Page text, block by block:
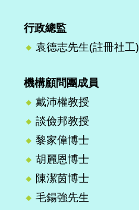
行政總監
袁德志先生(註冊社工)
機構顧問團成員
戴沛權教授
談儉邦教授
黎家偉博士
胡麗恩博士
陳潔茵博士
毛鍚強先生